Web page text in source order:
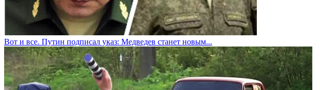
Вот и все. Путин подписал указ: Медведев станет новым...